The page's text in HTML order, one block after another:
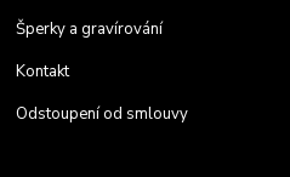
Šperky a gravírování
Kontakt
Odstoupení od smlouvy